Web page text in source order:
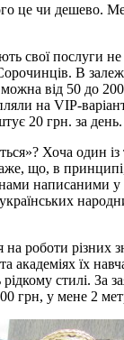
це чи дешево.
свої послуги не
В
від 50 до
на VIP-
20 грн. за день.
Хоча один із
що, в
написаними у
роботи різних
академіях їх
стилі. За
грн, у мене 2